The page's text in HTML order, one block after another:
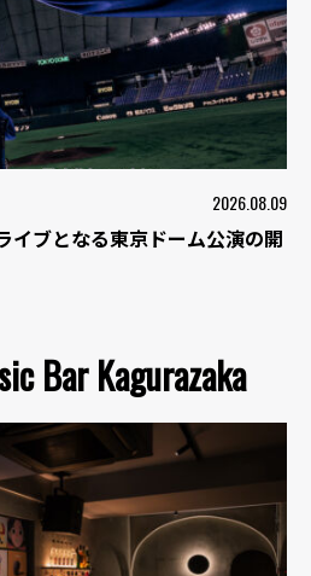
2026.08.09
イブとなる東京ドーム公演の開
Bar Kagurazaka